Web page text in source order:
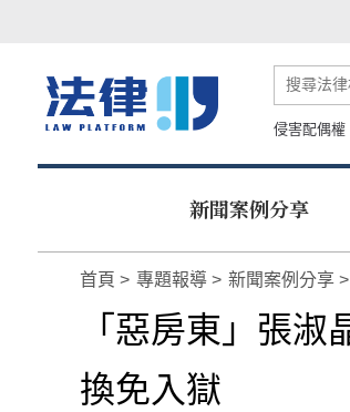
侵害配偶權
新聞案例分享
首頁 專題報導 新聞案例分享
「惡房東」張
換免入獄